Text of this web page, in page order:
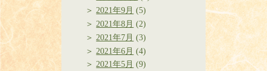
2021年9月 (5)
2021年8月 (2)
2021年7月 (3)
2021年6月 (4)
2021年5月 (9)